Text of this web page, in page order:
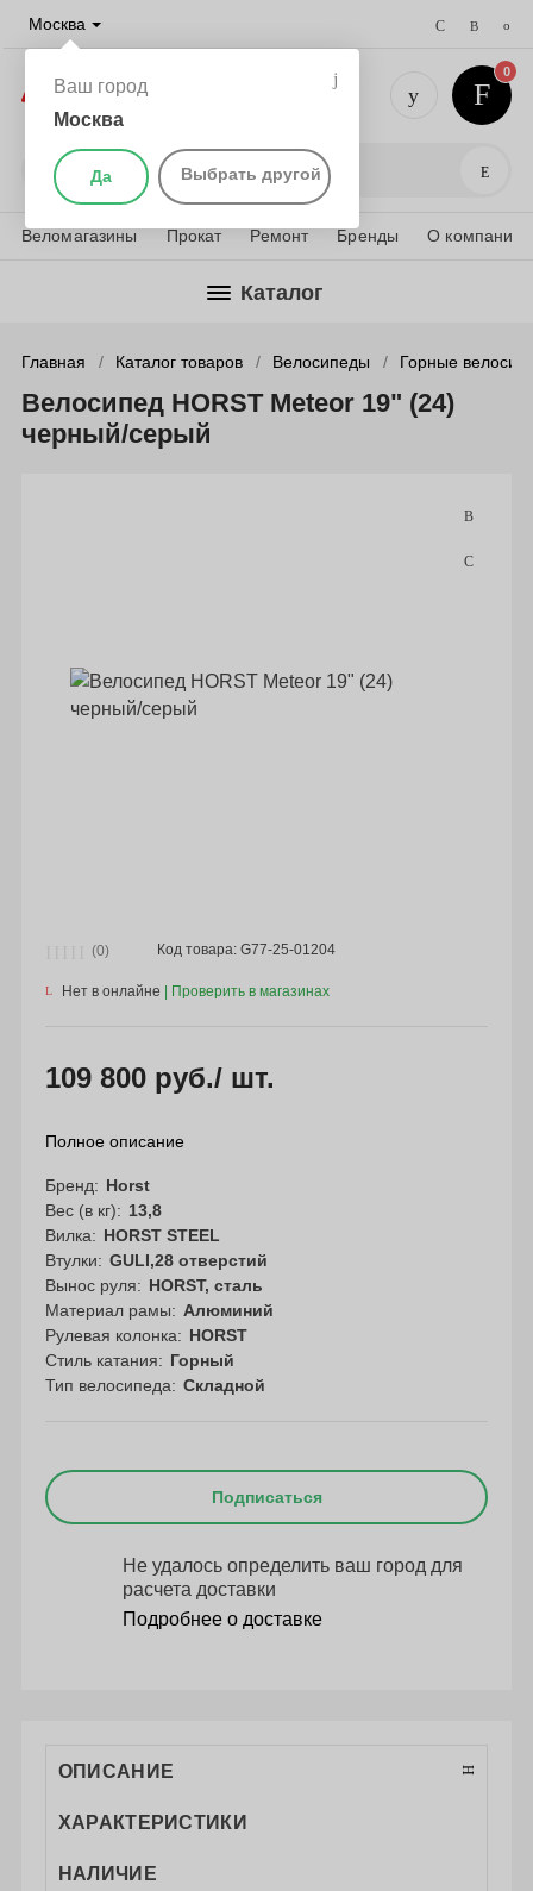
Москва
Ваш город
Москва
Да Выбрать другой Поиск
+7 (495)
0
Веломагазины Прокат Ремонт Бренды О компании
Каталог
Главная Каталог товаров Велосипеды Горные
Велосипед HORST Meteor 19" (24)
черный/серый
(0) Код товара: G77-25-01204
Нет в онлайне
109 800 руб./ шт.
Полное описание
Бренд
Horst
Вес (в кг)
13,8
Вилка
HORST STEEL
Втулки
GULI,28 отверстий
Вынос руля
HORST, сталь
Материал рамы
Алюминий
Рулевая колонка
HORST
Стиль катания
Горный
Тип велосипеда
Складной
Подписаться
Не удалось определить ваш город для
расчета доставки
Подробнее о доставке
ОПИСАНИЕ
ХАРАКТЕРИСТИКИ
НАЛИЧИЕ